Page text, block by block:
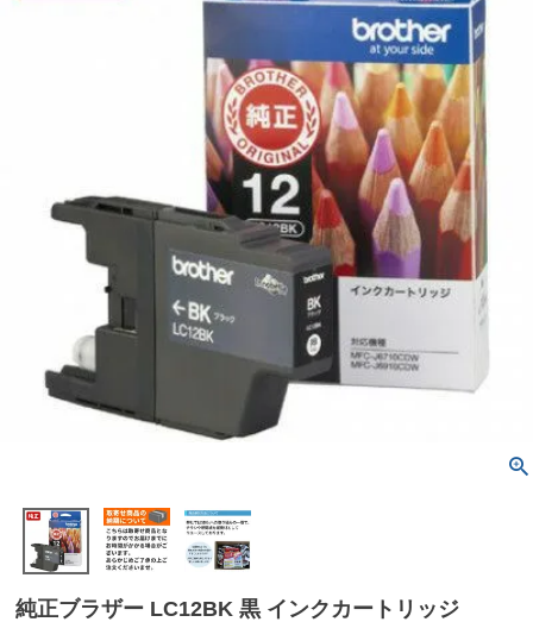
純正ブラザー LC12BK 黒 インクカートリッジ